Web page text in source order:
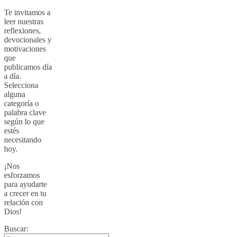
Te invitamos a
leer nuestras
reflexiones,
devocionales y
motivaciones
que
publicamos día
a día.
Selecciona
alguna
categoría o
palabra clave
según lo que
estés
necesitando
hoy.
¡Nos
esforzamos
para ayudarte
a crecer en tu
relación con
Dios!
Buscar: